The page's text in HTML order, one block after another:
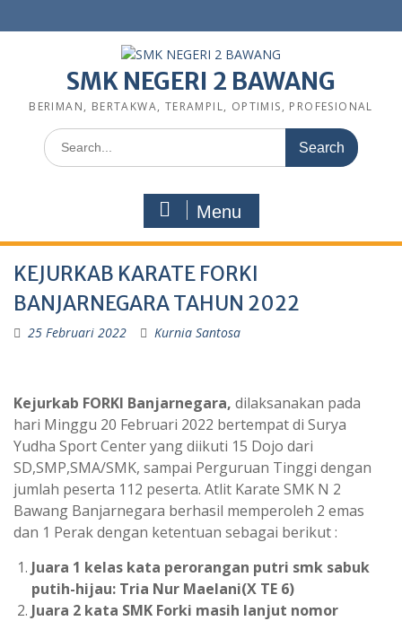
SMK NEGERI 2 BAWANG
BERIMAN, BERTAKWA, TERAMPIL, OPTIMIS, PROFESIONAL
Menu
KEJURKAB KARATE FORKI
BANJARNEGARA TAHUN 2022
25 Februari 2022 Kurnia Santosa
Kejurkab FORKI Banjarnegara, dilaksanakan pada
hari Minggu 20 Februari 2022 bertempat di Surya
Yudha Sport Center yang diikuti 15 Dojo dari
SD,SMP,SMA/SMK, sampai Perguruan Tinggi dengan
jumlah peserta 112 peserta. Atlit Karate SMK N 2
Bawang Banjarnegara berhasil memperoleh 2 emas
dan 1 Perak dengan ketentuan sebagai berikut :
Juara 1 kelas kata perorangan putri smk sabuk
putih-hijau: Tria Nur Maelani(X TE 6)
Juara 2 kata SMK Forki masih lanjut nomor